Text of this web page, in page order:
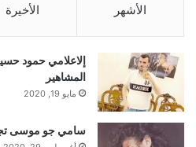
الأشهر الأخيرة
إلاعلامي حمود
المشاهير
مايو 19, 2020
سامي جو موسى